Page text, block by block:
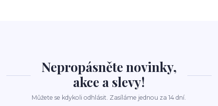
Nepropásněte novinky,
akce a slevy!
Můžete se kdykoli odhlásit. Zasíláme jednou za 14 dní.